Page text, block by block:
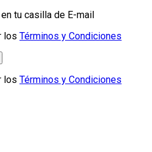
tu casilla de E-mail
los Términos y Condiciones
los Términos y Condiciones